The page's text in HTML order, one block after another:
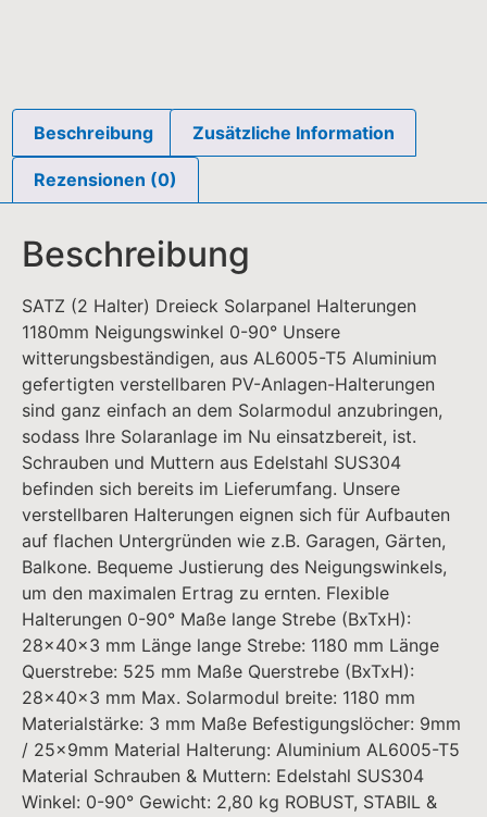
Beschreibung Zusätzliche Information
Rezensionen (0)
Beschreibung
SATZ (2 Halter) Dreieck Solarpanel Halterungen
1180mm Neigungswinkel 0-90° Unsere
witterungsbeständigen, aus AL6005-T5 Aluminium
gefertigten verstellbaren PV-Anlagen-Halterungen
sind ganz einfach an dem Solarmodul anzubringen,
sodass Ihre Solaranlage im Nu einsatzbereit, ist.
Schrauben und Muttern aus Edelstahl SUS304
befinden sich bereits im Lieferumfang. Unsere
verstellbaren Halterungen eignen sich für Aufbauten
auf flachen Untergründen wie z.B. Garagen, Gärten,
Balkone. Bequeme Justierung des Neigungswinkels,
um den maximalen Ertrag zu ernten. Flexible
Halterungen 0-90° Maße lange Strebe (BxTxH):
28x40x3 mm Länge lange Strebe: 1180 mm Länge
Querstrebe: 525 mm Maße Querstrebe (BxTxH):
28x40x3 mm Max. Solarmodul breite: 1180 mm
Materialstärke: 3 mm Maße Befestigungslöcher: 9mm
/ 25x9mm Material Halterung: Aluminium AL6005-T5
Material Schrauben & Muttern: Edelstahl SUS304
Winkel: 0-90° Gewicht: 2,80 kg ROBUST, STABIL &